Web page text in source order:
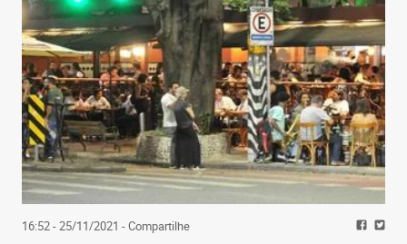
16:52 - 25/11/2021 - Compartilhe